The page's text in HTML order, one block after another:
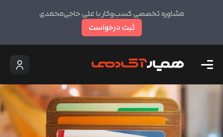
مشاوره تخصصی کسب‌وکار با علی حاجی‌محمدی
ثبت درخواست